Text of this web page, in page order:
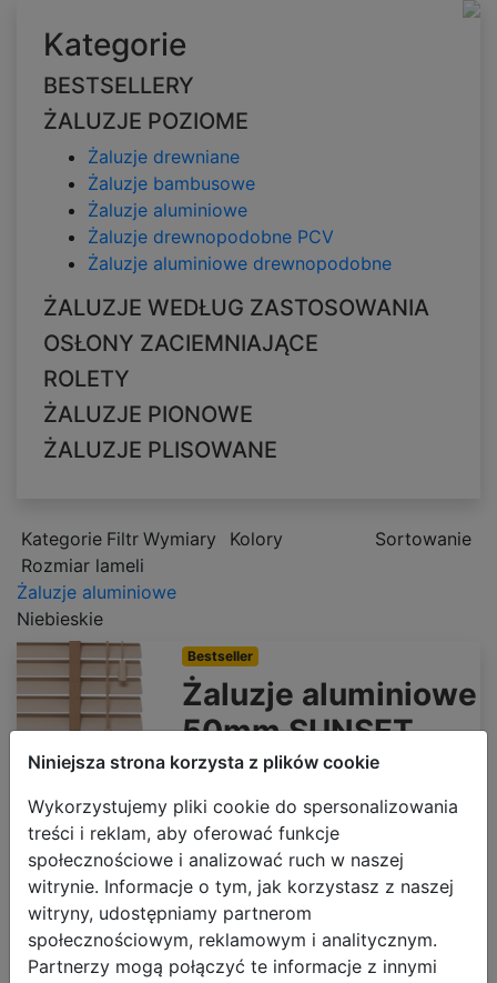
Niniejsza strona korzysta z plików cookie
Wykorzystujemy pliki cookie do spersonalizowania
treści i reklam, aby oferować funkcje
społecznościowe i analizować ruch w naszej
witrynie. Informacje o tym, jak korzystasz z naszej
witryny, udostępniamy partnerom
społecznościowym, reklamowym i analitycznym.
Partnerzy mogą połączyć te informacje z innymi
Kategorie
BESTSELLERY
ŻALUZJE POZIOME
Żaluzje drewniane
Żaluzje bambusowe
Żaluzje aluminiowe
Żaluzje drewnopodobne PCV
Żaluzje aluminiowe drewnopodobne
ŻALUZJE WEDŁUG ZASTOSOWANIA
OSŁONY ZACIEMNIAJĄCE
ROLETY
ŻALUZJE PIONOWE
ŻALUZJE PLISOWANE
Kategorie Filtr Wymiary
Kolory
Rozmiar lameli
Sortowanie
Żaluzje aluminiowe
Niebieskie
Bestseller
Żaluzje aluminiowe
50mm SUNSET
500 x 1000mm
247.04 zł
brutto
Darmowa dostawa
blue matt
granat